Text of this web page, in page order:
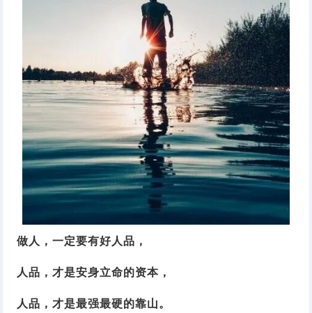
做人，一定要有好人品，
人品，才是安身立命的资本，
人品，才是最强最硬的靠山。